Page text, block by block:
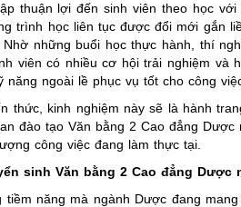
thuận lợi đến sinh viên theo học
trình học liên tục được đổi mới gắn
Nhờ những buổi học thực hành, thí
viên có nhiều cơ hội trải nghiệm và
năng ngoài lề phục vụ tốt cho công
thức, kinh nghiệm này sẽ là hành
đào tạo Văn bằng 2 Cao đẳng
công việc đang làm thực tại.
sinh Văn bằng 2 Cao đẳng Dược
tiềm năng mà ngành Dược đang